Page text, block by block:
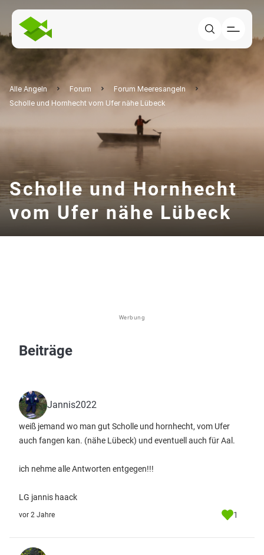
Alle Angeln Forum
Forum Meeresangeln
Scholle und Hornhecht vom Ufer nähe Lübeck
Scholle und Hornhecht
vom Ufer nähe Lübeck
Werbung
Beiträge
Jannis2022
weiß jemand wo man gut Scholle und hornhecht, vom Ufer
auch fangen kan. (nähe Lübeck) und eventuell auch für Aal.
ich nehme alle Antworten entgegen!!!
LG jannis haack
vor 2 Jahre 1